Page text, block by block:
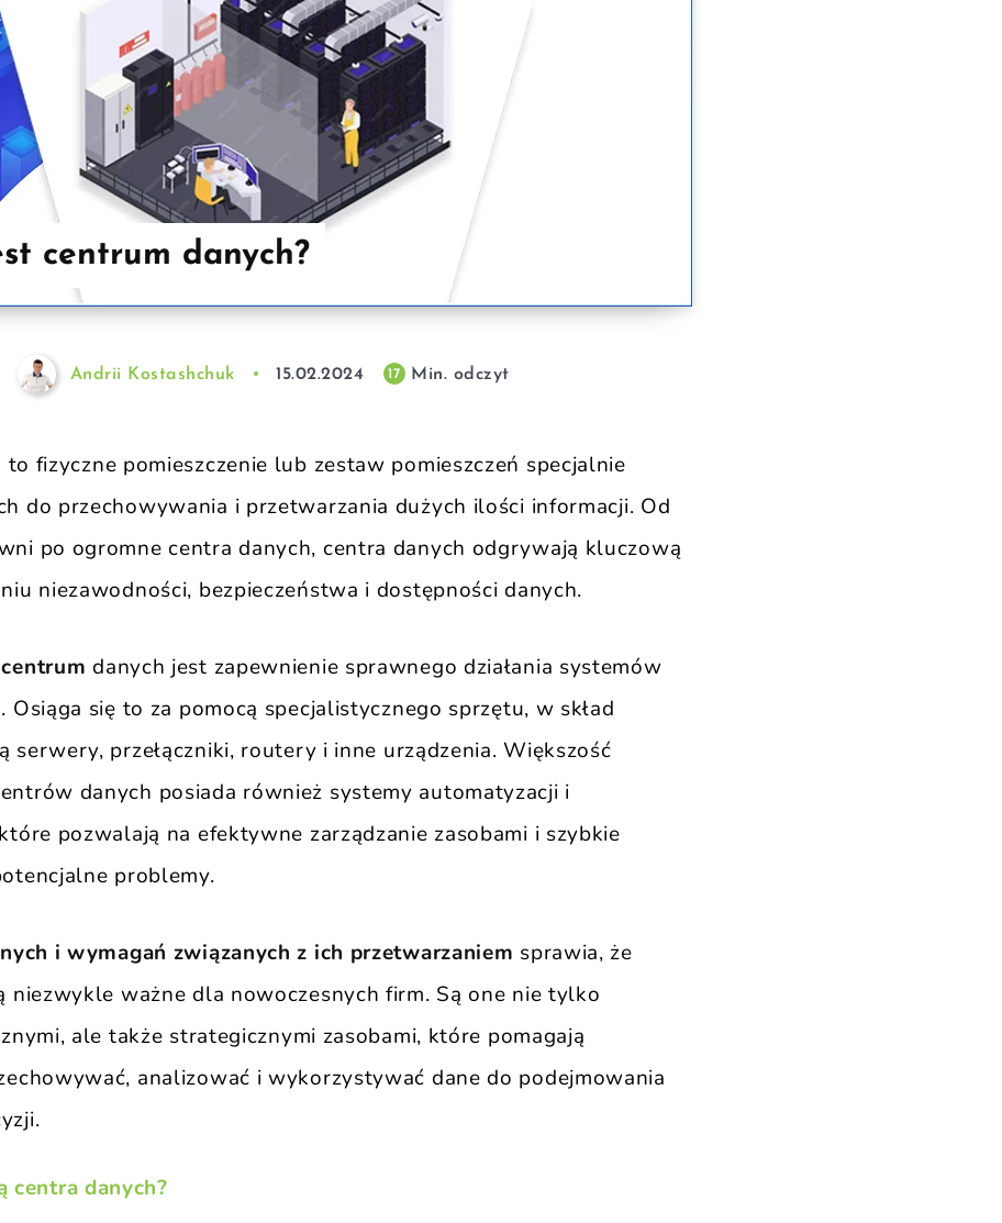
centrum danych?
Andrii Kostashchuk 15.02.2024 17 Min. odczyt
to fizyczne pomieszczenie lub zestaw pomieszczeń specjalnie
do przechowywania i przetwarzania dużych ilości informacji. Od
po ogromne centra danych, centra danych odgrywają kluczową
niezawodności, bezpieczeństwa i dostępności danych.
centrumdanych jest zapewnienie sprawnego działania systemów
Osiąga się to za pomocą specjalistycznego sprzętu, w skład
serwery, przełączniki, routery i inne urządzenia. Większość
danych posiada również systemy automatyzacji i
pozwalają na efektywne zarządzanie zasobami i szybkie
problemy.
i wymagań związanych z ich przetwarzaniem sprawia, że
niezwykle ważne dla nowoczesnych firm. Są one nie tylko
ale także strategicznymi zasobami, które pomagają
analizować i wykorzystywać dane do podejmowania
centra danych?